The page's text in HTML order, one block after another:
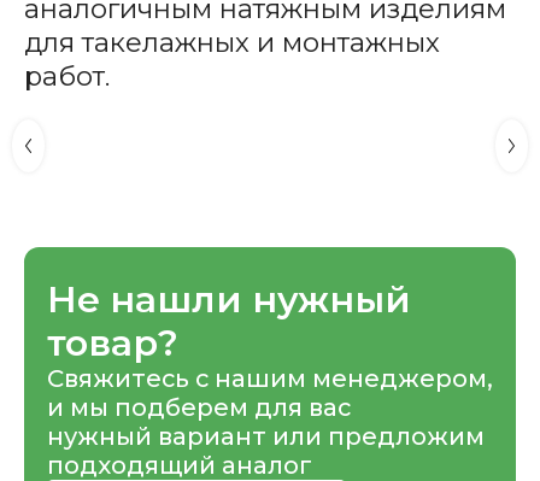
аналогичным натяжным изделиям
для такелажных и монтажных
работ.
Не нашли нужный
товар?
Свяжитесь с нашим менеджером,
и мы подберем для вас
нужный вариант или предложим
подходящий аналог